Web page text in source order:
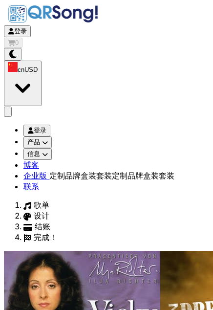
登录
0
cnUSD
登录
产品
信息
博客
企业版 定制品牌盒装套装定制品牌盒装套装
联系
歌单
设计
结账
完成！